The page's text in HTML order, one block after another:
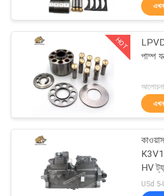
যোগাযোগ
খবর
নির্মাণ যন্ত্রপাতি
HOT
পাম্প
আলোচনা
HV
প্রধান
USd 5-